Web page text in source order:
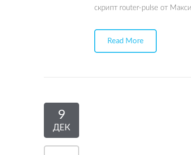
скрипт router-pulse от
Read More
9
ДЕК